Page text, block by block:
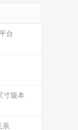
台
寸版本
系